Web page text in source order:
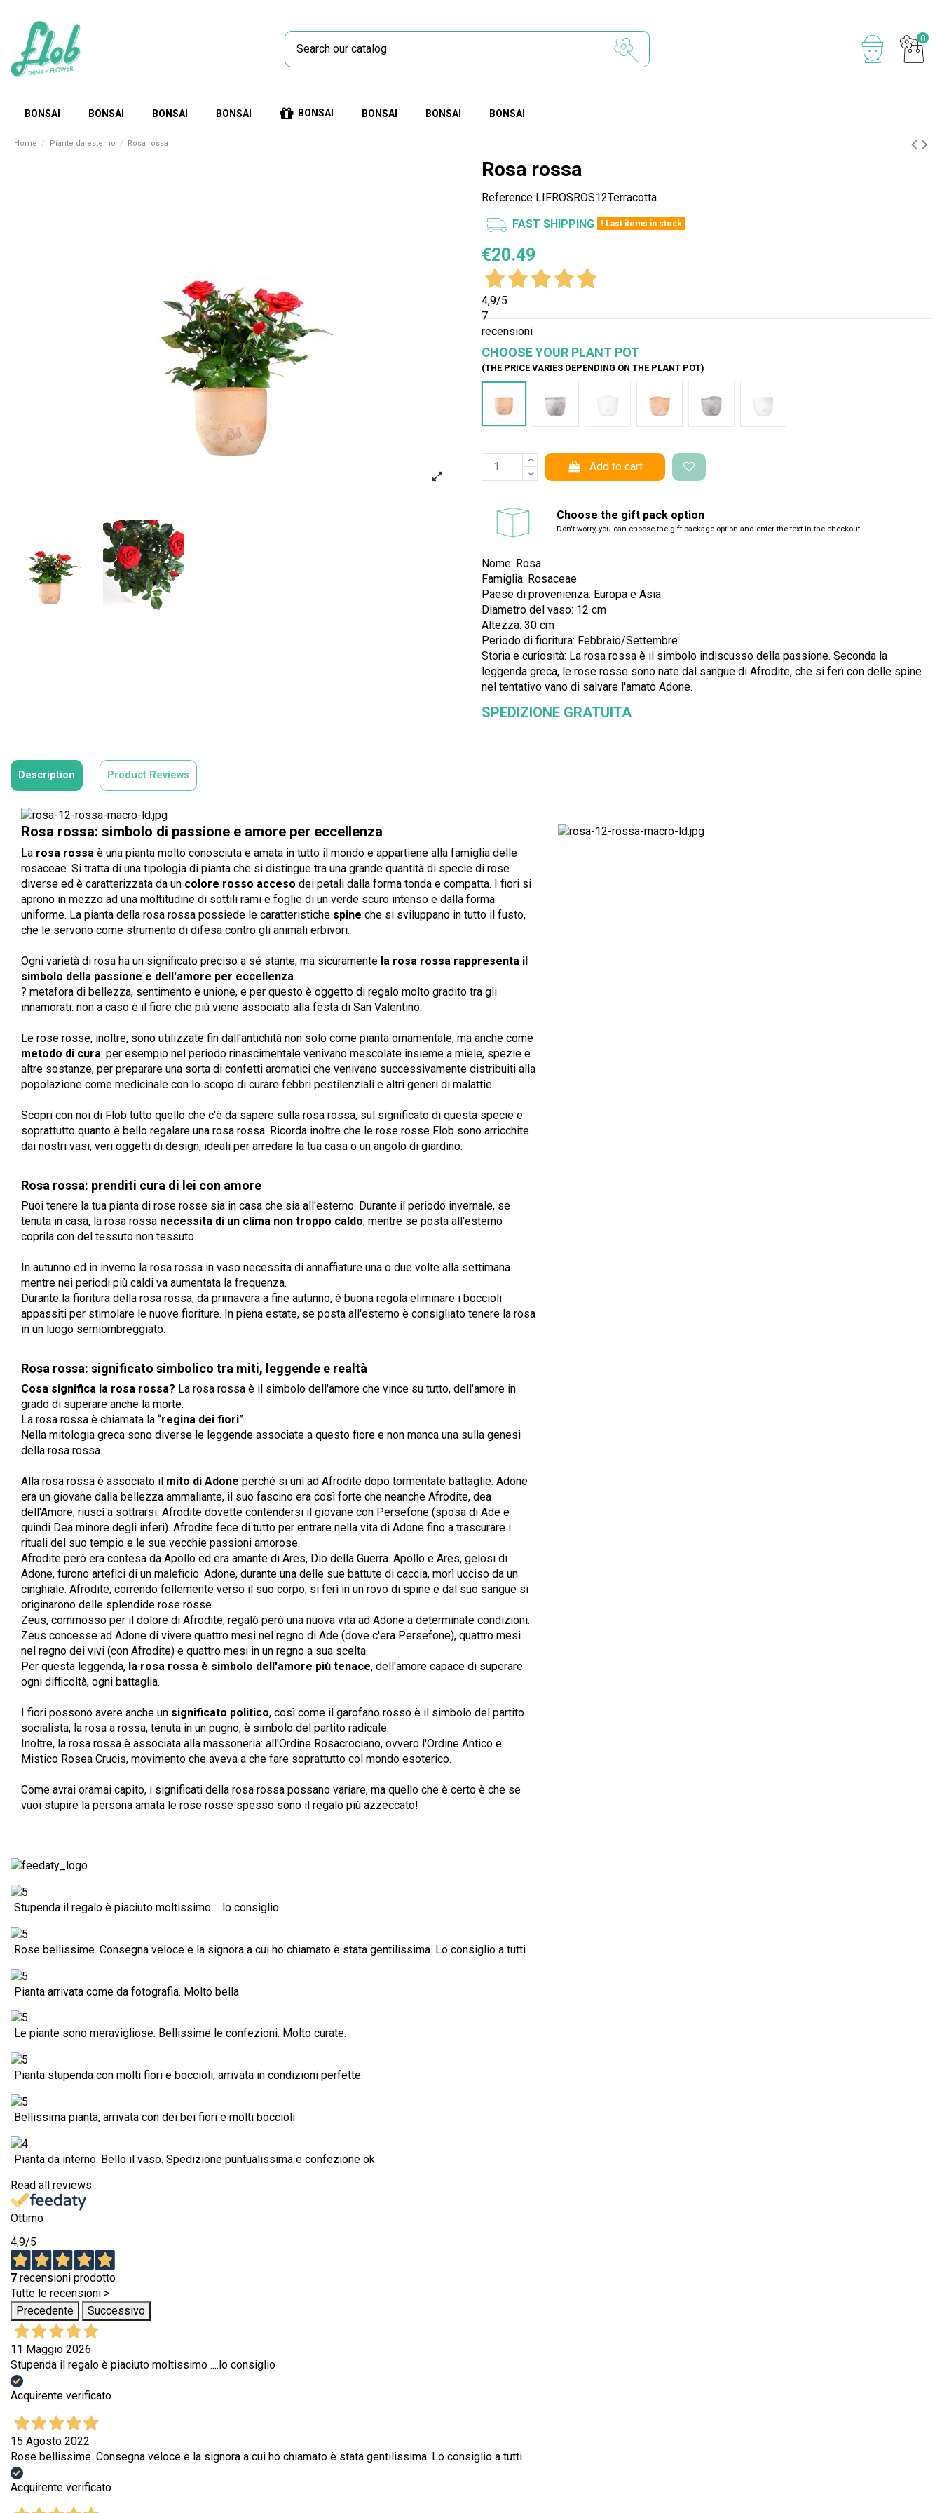
0
BONSAI BONSAI BONSAI BONSAI BONSAI BONSAI BONSAI BONSAI
Home Piante da esterno Rosa rossa
Rosa rossa
Reference LIFROSROS12Terracotta
FAST SHIPPING Last items in stock
€20.49
4,9/5
7
recensioni
CHOOSE YOUR PLANT POT
(THE PRICE VARIES DEPENDING ON THE PLANT POT)
Add to cart
Choose the gift pack option
Don't worry, you can choose the gift package option and enter the text in the checkout
Nome: Rosa
Famiglia: Rosaceae
Paese di provenienza: Europa e Asia
Diametro del vaso: 12 cm
Altezza: 30 cm
Periodo di fioritura: Febbraio/Settembre
Storia e curiosità: La rosa rossa è il simbolo indiscusso della passione. Seconda la
leggenda greca, le rose rosse sono nate dal sangue di Afrodite, che si ferì con delle spine
nel tentativo vano di salvare l'amato Adone.
SPEDIZIONE GRATUITA
Description Product Reviews
Rosa rossa: simbolo di passione e amore per eccellenza
La rosa rossa è una pianta molto conosciuta e amata in tutto il mondo e appartiene alla famiglia delle
rosaceae. Si tratta di una tipologia di pianta che si distingue tra una grande quantità di specie di rose
diverse ed è caratterizzata da un colore rosso acceso dei petali dalla forma tonda e compatta. I fiori si
aprono in mezzo ad una moltitudine di sottili rami e foglie di un verde scuro intenso e dalla forma
uniforme. La pianta della rosa rossa possiede le caratteristiche spine che si sviluppano in tutto il fusto,
che le servono come strumento di difesa contro gli animali erbivori.
Ogni varietà di rosa ha un significato preciso a sé stante, ma sicuramente la rosa rossa rappresenta il
simbolo della passione e dell'amore per eccellenza.
? metafora di bellezza, sentimento e unione, e per questo è oggetto di regalo molto gradito tra gli
innamorati: non a caso è il fiore che più viene associato alla festa di San Valentino.
Le rose rosse, inoltre, sono utilizzate fin dall'antichità non solo come pianta ornamentale, ma anche come
metodo di cura: per esempio nel periodo rinascimentale venivano mescolate insieme a miele, spezie e
altre sostanze, per preparare una sorta di confetti aromatici che venivano successivamente distribuiti alla
popolazione come medicinale con lo scopo di curare febbri pestilenziali e altri generi di malattie.
Scopri con noi di Flob tutto quello che c'è da sapere sulla rosa rossa, sul significato di questa specie e
soprattutto quanto è bello regalare una rosa rossa. Ricorda inoltre che le rose rosse Flob sono arricchite
dai nostri vasi, veri oggetti di design, ideali per arredare la tua casa o un angolo di giardino.
Rosa rossa: prenditi cura di lei con amore
Puoi tenere la tua pianta di rose rosse sia in casa che sia all'esterno. Durante il periodo invernale, se
tenuta in casa, la rosa rossa necessita di un clima non troppo caldo, mentre se posta all'esterno
coprila con del tessuto non tessuto.
In autunno ed in inverno la rosa rossa in vaso necessita di annaffiature una o due volte alla settimana
mentre nei periodi più caldi va aumentata la frequenza.
Durante la fioritura della rosa rossa, da primavera a fine autunno, è buona regola eliminare i boccioli
appassiti per stimolare le nuove fioriture. In piena estate, se posta all'esterno è consigliato tenere la rosa
in un luogo semiombreggiato.
Rosa rossa: significato simbolico tra miti, leggende e realtà
Cosa significa la rosa rossa? La rosa rossa è il simbolo dell'amore che vince su tutto, dell'amore in
grado di superare anche la morte.
La rosa rossa è chiamata la “regina dei fiori”.
Nella mitologia greca sono diverse le leggende associate a questo fiore e non manca una sulla genesi
della rosa rossa.
Alla rosa rossa è associato il mito di Adone perché si unì ad Afrodite dopo tormentate battaglie. Adone
era un giovane dalla bellezza ammaliante, il suo fascino era così forte che neanche Afrodite, dea
dell'Amore, riuscì a sottrarsi. Afrodite dovette contendersi il giovane con Persefone (sposa di Ade e
quindi Dea minore degli inferi). Afrodite fece di tutto per entrare nella vita di Adone fino a trascurare i
rituali del suo tempio e le sue vecchie passioni amorose.
Afrodite però era contesa da Apollo ed era amante di Ares, Dio della Guerra. Apollo e Ares, gelosi di
Adone, furono artefici di un maleficio. Adone, durante una delle sue battute di caccia, morì ucciso da un
cinghiale. Afrodite, correndo follemente verso il suo corpo, si ferì in un rovo di spine e dal suo sangue si
originarono delle splendide rose rosse.
Zeus, commosso per il dolore di Afrodite, regalò però una nuova vita ad Adone a determinate condizioni.
Zeus concesse ad Adone di vivere quattro mesi nel regno di Ade (dove c'era Persefone), quattro mesi
nel regno dei vivi (con Afrodite) e quattro mesi in un regno a sua scelta.
Per questa leggenda, la rosa rossa è simbolo dell'amore più tenace, dell'amore capace di superare
ogni difficoltà, ogni battaglia.
I fiori possono avere anche un significato politico, così come il garofano rosso è il simbolo del partito
socialista, la rosa a rossa, tenuta in un pugno, è simbolo del partito radicale.
Inoltre, la rosa rossa è associata alla massoneria: all'Ordine Rosacrociano, ovvero l'Ordine Antico e
Mistico Rosea Crucis, movimento che aveva a che fare soprattutto col mondo esoterico.
Come avrai oramai capito, i significati della rosa rossa possano variare, ma quello che è certo è che se
vuoi stupire la persona amata le rose rosse spesso sono il regalo più azzeccato!
Stupenda il regalo è piaciuto moltissimo ....lo consiglio
Rose bellissime. Consegna veloce e la signora a cui ho chiamato è stata gentilissima. Lo consiglio a tutti
Pianta arrivata come da fotografia. Molto bella
Le piante sono meravigliose. Bellissime le confezioni. Molto curate.
Pianta stupenda con molti fiori e boccioli, arrivata in condizioni perfette.
Bellissima pianta, arrivata con dei bei fiori e molti boccioli
Pianta da interno. Bello il vaso. Spedizione puntualissima e confezione ok
Read all reviews
Ottimo
4,9/5
7 recensioni prodotto
Tutte le recensioni >
Precedente
Successivo
11 Maggio 2026
Stupenda il regalo è piaciuto moltissimo ....lo consiglio
Acquirente verificato
15 Agosto 2022
Rose bellissime. Consegna veloce e la signora a cui ho chiamato è stata gentilissima. Lo consiglio a tutti
Acquirente verificato